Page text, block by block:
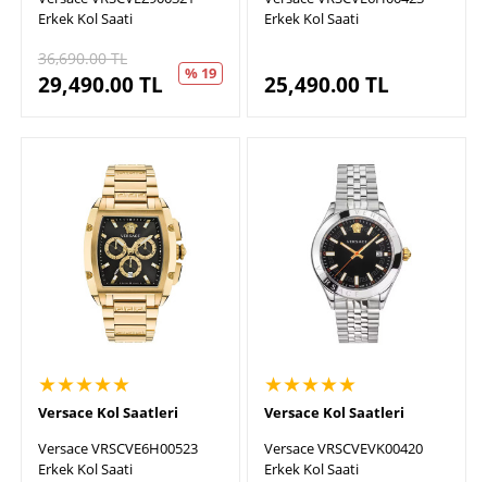
Erkek Kol Saati
36,690.00TL
29,490.00TL % 19
Erkek Kol Saati
25,490.00TL
★★★★★
Versace Kol Saatleri
Versace VRSCVE6H00523
Erkek Kol Saati
★★★★★
Versace Kol Saatleri
Versace VRSCVEVK00420
Erkek Kol Saati